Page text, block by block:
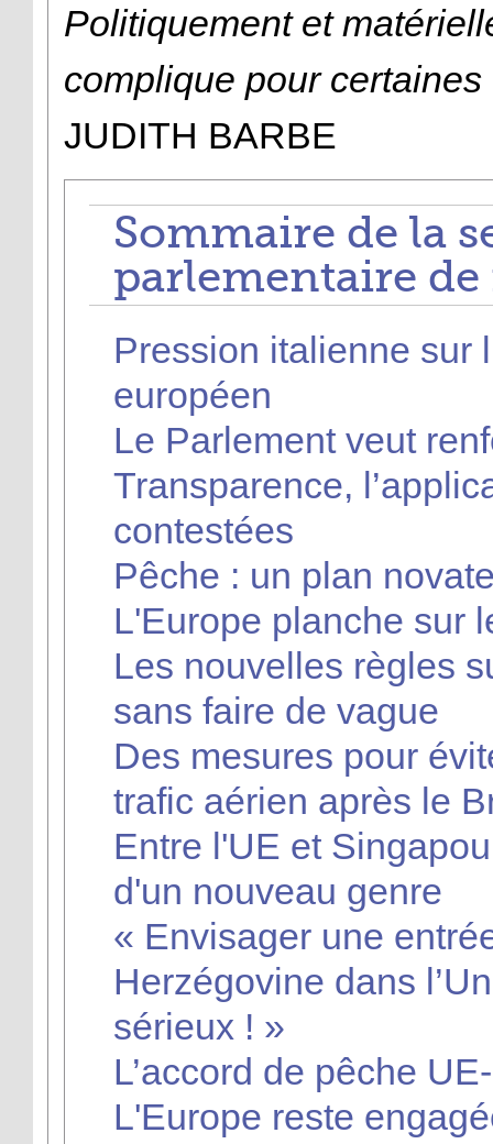
Politiquement et
complique pour
JUDITH BARBE
Sommaire de la
parlementaire de
Pression italienne sur
européen
Le Parlement veut
Transparence,
contestées
Pêche : un plan
L'Europe planche sur
Les nouvelles règles
sans faire de vague
Des mesures pour
trafic aérien après le
Entre l'UE et
d'un nouveau genre
« Envisager une
Herzégovine dans
sérieux ! »
L’accord de pêche
L'Europe reste